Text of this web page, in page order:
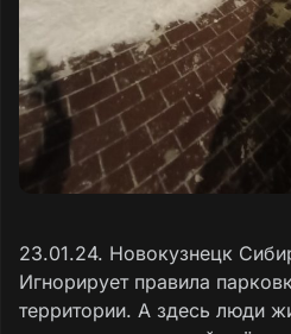
23.01.24. Новокузнецк
Игнорирует правила
территории. А здесь люди